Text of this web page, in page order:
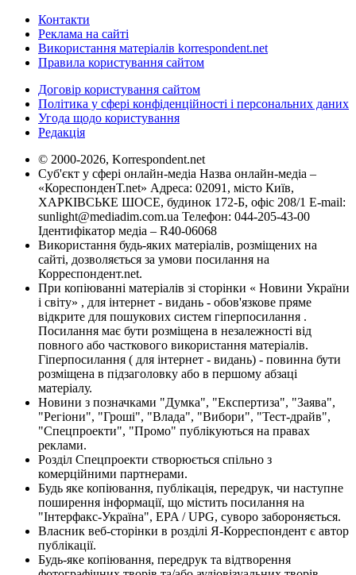
Контакти
Реклама на сайті
Використання матеріалів korrespondent.net
Правила користування сайтом
Договір користування сайтом
Політика у сфері конфіденційності і персональних даних
Угода щодо користування
Редакція
© 2000-2026, Korrespondent.net
Суб'єкт у сфері онлайн-медіа Назва онлайн-медіа –
«КореспонденТ.net» Адреса: 02091, місто Київ,
ХАРКІВСЬКЕ ШОСЕ, будинок 172-Б, офіс 208/1 E-mail:
sunlight@mediadim.com.ua Телефон: 044-205-43-00
Ідентифікатор медіа – R40-06068
Використання будь-яких матеріалів, розміщених на
сайті, дозволяється за умови посилання на
Корреспондент.net.
При копіюванні матеріалів зі сторінки « Новини України
і світу» , для інтернет - видань - обов'язкове пряме
відкрите для пошукових систем гіперпосилання .
Посилання має бути розміщена в незалежності від
повного або часткового використання матеріалів.
Гіперпосилання ( для інтернет - видань) - повинна бути
розміщена в підзаголовку або в першому абзаці
матеріалу.
Новини з позначками "Думка", "Експертиза", "Заява",
"Регіони", "Гроші", "Влада", "Вибори", "Тест-драйв",
"Спецпроекти", "Промо" публікуються на правах
реклами.
Розділ Спецпроекти створюється спільно з
комерційними партнерами.
Будь яке копіювання, публікація, передрук, чи наступне
поширення інформації, що містить посилання на
"Інтерфакс-Україна", EPA / UPG, суворо забороняється.
Власник веб-сторінки в розділі Я-Корреспондент є автор
публікації.
Будь-яке копіювання, передрук та відтворення